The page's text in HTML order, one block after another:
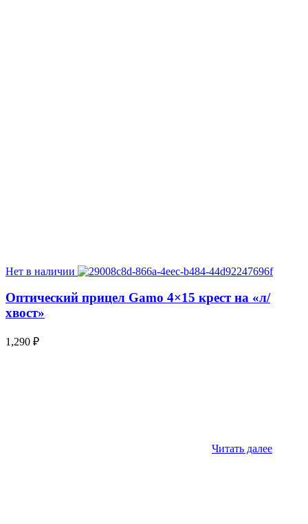
Нет в наличии
Оптический прицел Gamo 4×15 крест на «л/
хвост»
1,290 ₽
Читать далее